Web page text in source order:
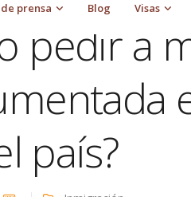
prensa Blog Visas
pedir a
país?